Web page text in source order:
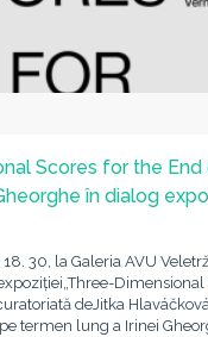
Scores for the
în dialog
30, la Galeria AVU
Dimensional
deJitka
termen lung a Irinei